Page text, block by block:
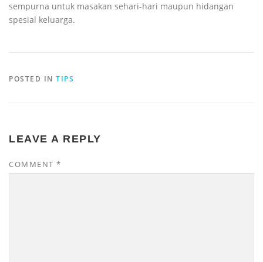
sempurna untuk masakan sehari-hari maupun hidangan
spesial keluarga.
POSTED IN TIPS
LEAVE A REPLY
COMMENT *